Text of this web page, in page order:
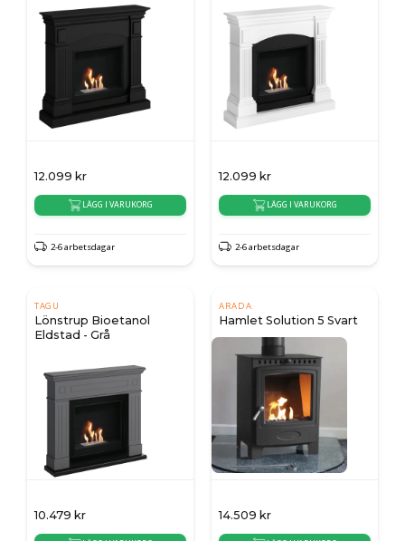
12.099 kr
LÄGG I VARUKORG
2-6 arbetsdagar
12.099 kr
LÄGG I VARUKORG
2-6 arbetsdagar
TAGU
Lönstrup Bioetanol
Eldstad - Grå
10.479 kr
ARADA
Hamlet Solution 5 Svart
14.509 kr